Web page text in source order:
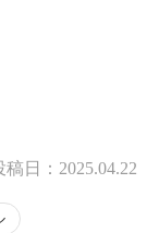
稿日： 2025.04.22